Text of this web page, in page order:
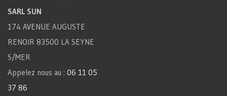
SARL SUN
174 AVENUE AUGUSTE
RENOIR 83500 LA SEYNE
S/MER
Appelez nous au : 06 11 05
37 86